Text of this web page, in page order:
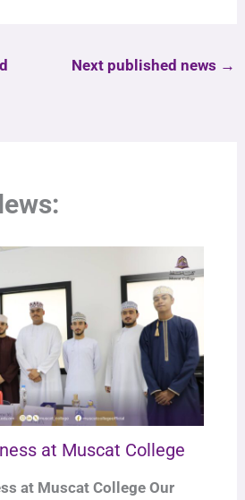
Next published news →
at Muscat College
at Muscat College Our